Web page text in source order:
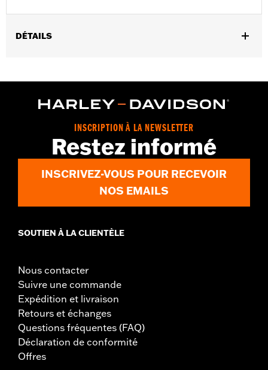
DÉTAILS
Caractéristiques fonctionnelles:Compatible avec les écrans
GARANTIE:Garantie limitée de 2 ans - Rendez-vous sur
pour plus de détails
Importé
INSCRIPTION À LA NEWSLETTER
Restez informé
INSCRIVEZ-VOUS POUR RECEVOIR
NOS EMAILS
SOUTIEN À LA CLIENTÈLE
Nous contacter
Suivre une commande
Expédition et livraison
Retours et échanges
Questions fréquentes (FAQ)
Déclaration de conformité
Offres